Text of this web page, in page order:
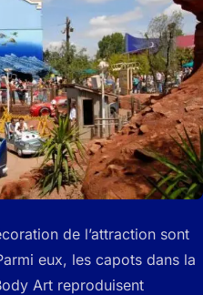
de l’attraction sont
eux, les capots dans la
Art reproduisent